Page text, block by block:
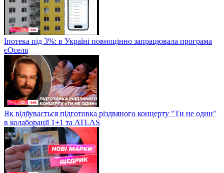
Іпотека під 3%: в Україні повноцінно запрацювала програма
єОселя
Як відбувається підготовка різдвяного концерту "Ти не один"
в колаборації 1+1 та ATLAS